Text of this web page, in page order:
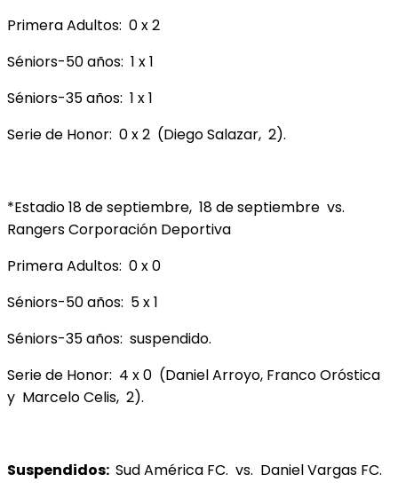
Primera Adultos: 0 x 2
Séniors-50 años: 1 x 1
Séniors-35 años: 1 x 1
Serie de Honor: 0 x 2 (Diego Salazar, 2).
*Estadio 18 de septiembre, 18 de septiembre vs.
Rangers Corporación Deportiva
Primera Adultos: 0 x 0
Séniors-50 años: 5 x 1
Séniors-35 años: suspendido.
Serie de Honor: 4 x 0 (Daniel Arroyo, Franco Oróstica
y Marcelo Celis, 2).
Suspendidos: Sud América FC. vs. Daniel Vargas FC.